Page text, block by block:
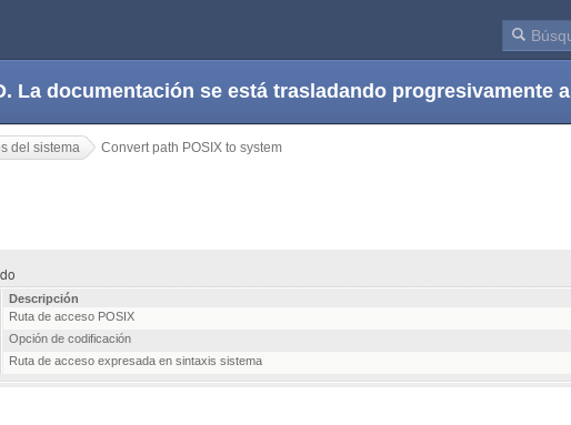
La documentación se está trasladando progresivamente a
del sistema Convert path POSIX to system
Descripción
Ruta de acceso POSIX
Opción de codificación
Ruta de acceso expresada en sintaxis sistema